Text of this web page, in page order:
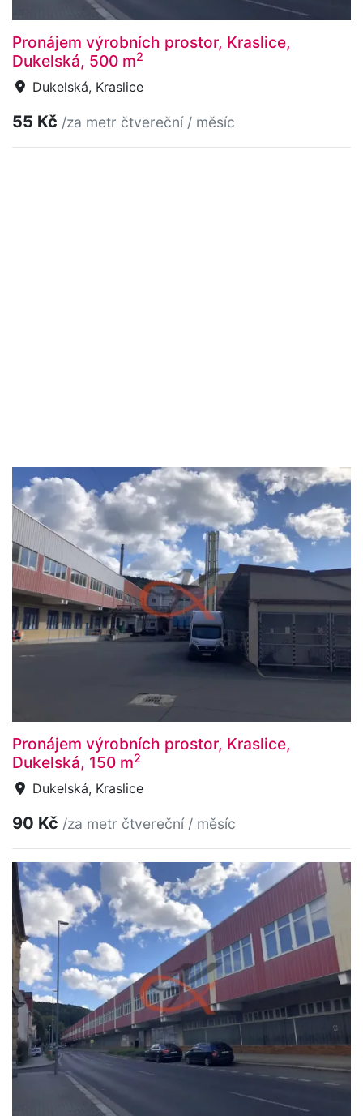
Pronájem výrobních prostor, Kraslice,
Dukelská, 500 m2
Dukelská, Kraslice
55 Kč /za metr čtvereční / měsíc
Pronájem výrobních prostor, Kraslice,
Dukelská, 150 m2
Dukelská, Kraslice
90 Kč /za metr čtvereční / měsíc